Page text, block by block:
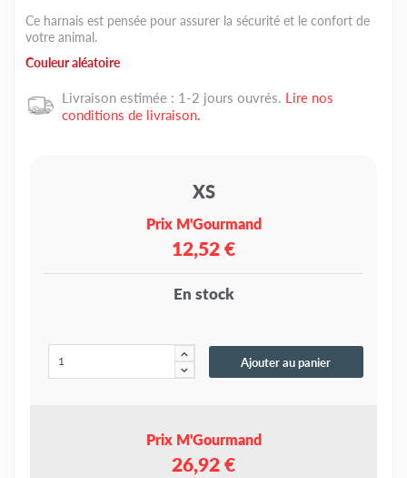
Ce harnais est pensée pour assurer la sécurité et le confort de
votre animal.
Couleur aléatoire
Livraison estimée : 1-2 jours ouvrés. Lire nos
conditions de livraison.
XS
Prix M'Gourmand
12,52 €
En stock
Ajouter au panier
Prix M'Gourmand
26,92 €